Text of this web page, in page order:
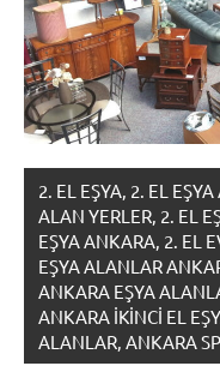
2. EL EŞYA, 2. EL
ALAN YERLER, 2. EL
EŞYA ANKARA, 2. EL
EŞYA ALANLAR
ANKARA EŞYA
ANKARA IKINCI EL
ALANLAR, ANKARA